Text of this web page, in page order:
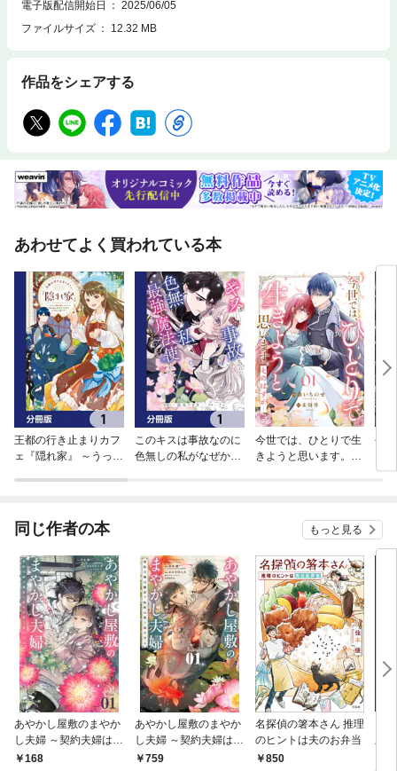
電子版配信開始日
2025/06/05
ファイルサイズ
12.32 MB
作品をシェアする
あわせてよく買われている本
王都の行き止まりカフ
ェ『隠れ家』 ～うっか
冊版】
このキスは事故なのに
色無しの私がなぜか最
今世では、ひとりで生
きようと思います。そ
今
こ
同じ作者の本 もっと見る
あやかし屋敷のまやか
し夫婦 ～契約夫婦は鎌
倉で妖怪の集う家を守
168
あやかし屋敷のまやか
し夫婦 ～契約夫婦は鎌
倉で妖怪の集う家を守
759
名探偵の箸本さん 推理
のヒントは夫のお弁当
850
版